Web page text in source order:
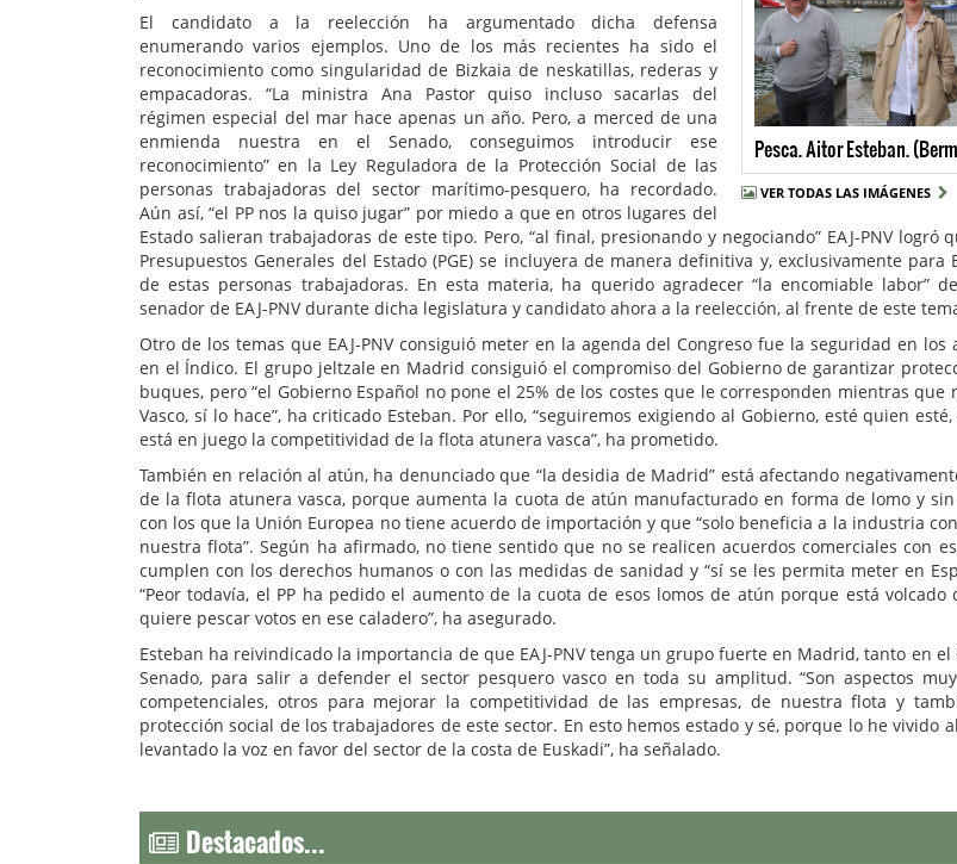
Pesca. Aitor Esteban.
VER TODAS LAS IMÁGENES
El candidato a la reelección ha argumentado dicha defensa
enumerando varios ejemplos. Uno de los más recientes ha sido el
reconocimiento como singularidad de Bizkaia de neskatillas, rederas y
empacadoras. “La ministra Ana Pastor quiso incluso sacarlas del
régimen especial del mar hace apenas un año. Pero, a merced de una
enmienda nuestra en el Senado, conseguimos introducir ese
reconocimiento” en la Ley Reguladora de la Protección Social de las
personas trabajadoras del sector marítimo-pesquero, ha recordado.
Aún así, “el PP nos la quiso jugar” por miedo a que en otros lugares del
Estado salieran trabajadoras de este tipo. Pero, “al final, presionando y negociando” EAJ-PNV logró
Presupuestos Generales del Estado (PGE) se incluyera de manera definitiva y, exclusivamente para
de estas personas trabajadoras. En esta materia, ha querido agradecer “la encomiable labor”
senador de EAJ-PNV durante dicha legislatura y candidato ahora a la reelección, al frente de este
Otro de los temas que EAJ-PNV consiguió meter en la agenda del Congreso fue la seguridad en los
en el Índico. El grupo jeltzale en Madrid consiguió el compromiso del Gobierno de garantizar
buques, pero “el Gobierno Español no pone el 25% de los costes que le corresponden mientras que
Vasco, sí lo hace”, ha criticado Esteban. Por ello, “seguiremos exigiendo al Gobierno, esté quien
está en juego la competitividad de la flota atunera vasca”, ha prometido.
También en relación al atún, ha denunciado que “la desidia de Madrid” está afectando
de la flota atunera vasca, porque aumenta la cuota de atún manufacturado en forma de lomo y
con los que la Unión Europea no tiene acuerdo de importación y que “solo beneficia a la industria
nuestra flota”. Según ha afirmado, no tiene sentido que no se realicen acuerdos comerciales con
cumplen con los derechos humanos o con las medidas de sanidad y “sí se les permita meter en
“Peor todavía, el PP ha pedido el aumento de la cuota de esos lomos de atún porque está volcado
quiere pescar votos en ese caladero”, ha asegurado.
Esteban ha reivindicado la importancia de que EAJ-PNV tenga un grupo fuerte en Madrid, tanto en el
Senado, para salir a defender el sector pesquero vasco en toda su amplitud. “Son aspectos
competenciales, otros para mejorar la competitividad de las empresas, de nuestra flota y
protección social de los trabajadores de este sector. En esto hemos estado y sé, porque lo he vivido
levantado la voz en favor del sector de la costa de Euskadi”, ha señalado.
Destacados...